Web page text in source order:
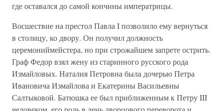
где оставался до самой кончины императрицы.
Восшествие на престол Павла I позволило ему вернуться
в столицу, ко двору. Он получил должность
церемониймейстера, но при строжайшем запрете острить.
Граф Федор взял жену из старинного русского рода
Измайловых. Наталия Петровна была дочерью Петра
Ивановича Измайлова и Екатерины Васильевны
Салтыковой. Батюшка ее был приближенным к Петру III